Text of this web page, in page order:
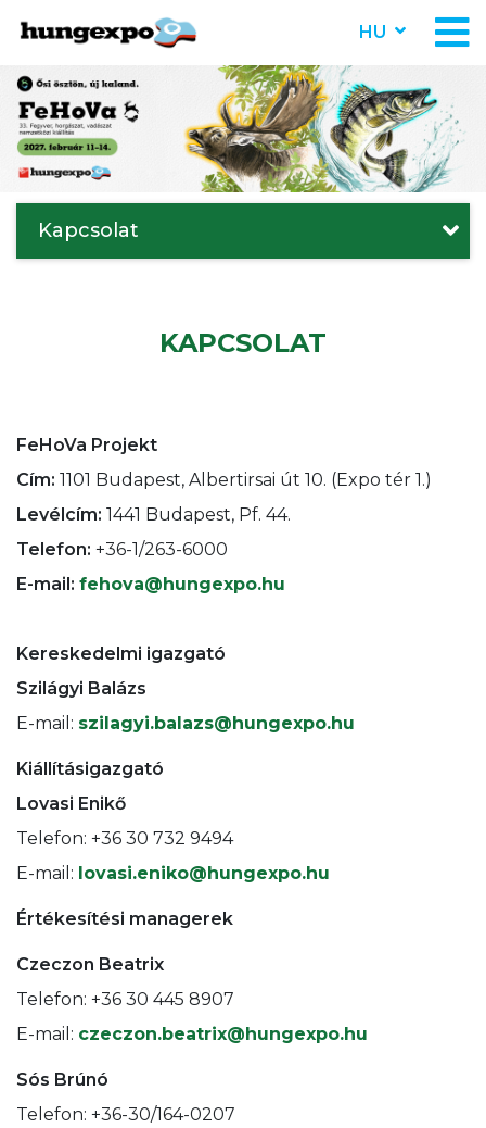
HU
Kapcsolat
KAPCSOLAT
FeHoVa Projekt
Cím: 1101 Budapest, Albertirsai út 10. (Expo tér 1.)
Levélcím: 1441 Budapest, Pf. 44.
Telefon: +36-1/263-6000
E-mail: fehova@hungexpo.hu
Kereskedelmi igazgató
Szilágyi Balázs
E-mail: szilagyi.balazs@hungexpo.hu
Kiállításigazgató
Lovasi Enikő
Telefon: +36 30 732 9494
E-mail: lovasi.eniko@hungexpo.hu
Értékesítési managerek
Czeczon Beatrix
Telefon: +36 30 445 8907
E-mail: czeczon.beatrix@hungexpo.hu
Sós Brúnó
Telefon: +36-30/164-0207